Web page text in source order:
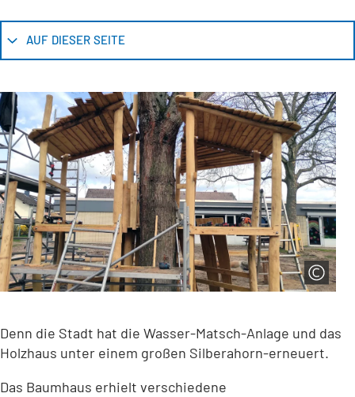
AUF DIESER SEITE
Denn die Stadt hat die Wasser-Matsch-Anlage und das
Holzhaus unter einem großen Silberahorn-erneuert.
Das Baumhaus erhielt verschiedene